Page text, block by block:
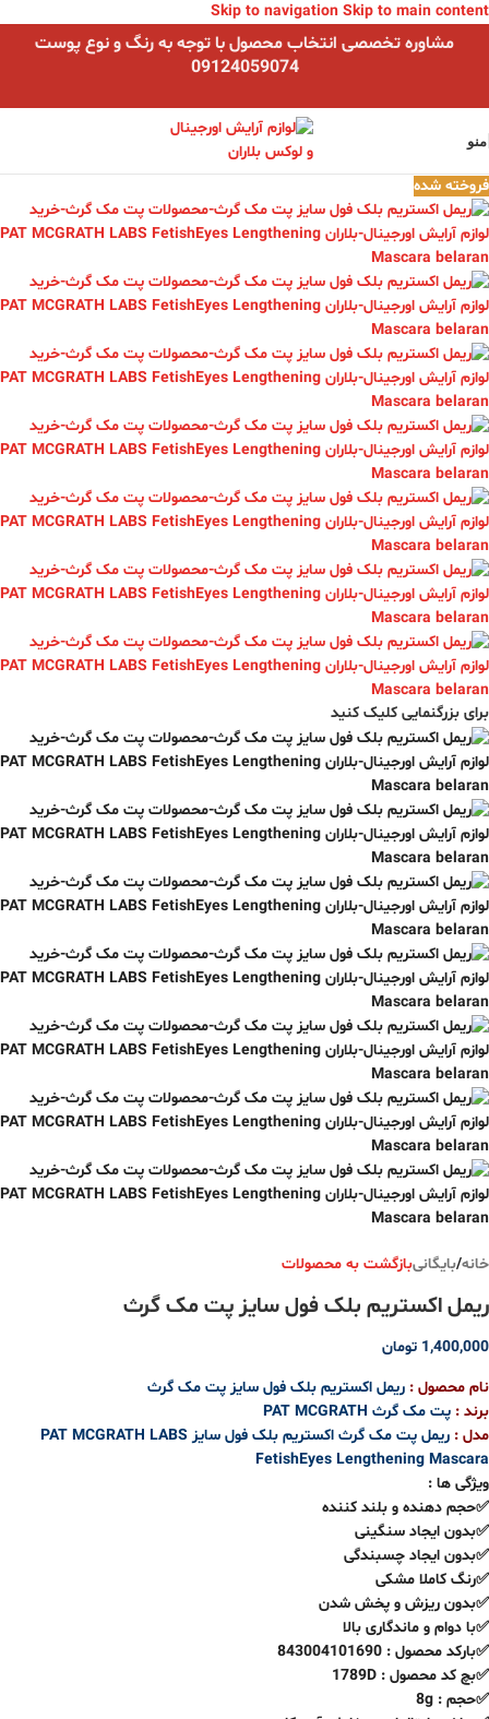
Skip to navigation Skip to main content
مشاوره تخصصی انتخاب محصول با توجه به رنگ و نوع پوست
09124059074
منو
فروخته شده
برای بزرگنمایی کلیک کنید
خانه/بایگانیبازگشت به محصولات
ریمل اکستریم بلک فول سایز پت مک گرث
1,400,000 تومان
نام محصول : ریمل اکستریم بلک فول سایز پت مک گرث
برند : پت مک گرث PAT MCGRATH
مدل :
ریمل پت مک گرث اکستریم بلک فول سایز PAT MCGRATH LABS
FetishEyes Lengthening Mascara
ویژگی ها :
✅حجم دهنده و بلند کننده
✅بدون ایجاد سنگینی
✅بدون ایجاد چسبندگی
✅رنگ کاملا مشکی
✅بدون ریزش و پخش شدن
✅با دوام و ماندگاری بالا
✅بارکد محصول : 843004101690
✅بچ کد محصول : 1789D
✅حجم : 8g